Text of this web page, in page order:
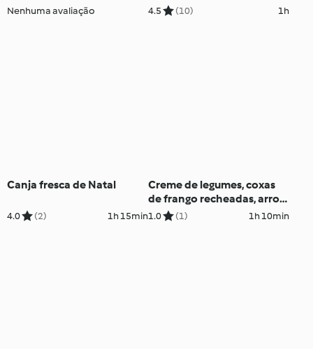
Nenhuma avaliação
legumes versátil
4.5 (10) 1h
Canja fresca de Natal
4.0 (2) 1h 15min
Creme de legumes, coxas
de frango recheadas, arroz
e maçãs ao vapor
1.0 (1) 1h 10min